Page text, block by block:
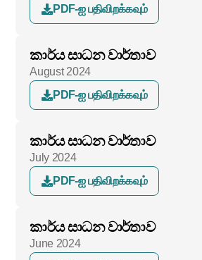
PDF-ஐ பதிவிறக்கவும்
කාර්ය සාධන වාර්තාව
August 2024
PDF-ஐ பதிவிறக்கவும்
කාර්ය සාධන වාර්තාව
July 2024
PDF-ஐ பதிவிறக்கவும்
කාර්ය සාධන වාර්තාව
June 2024